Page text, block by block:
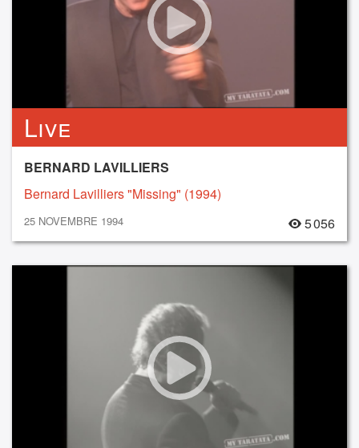
Live
BERNARD LAVILLIERS
Bernard Lavilliers "Missing" (1994)
25 NOVEMBRE 1994 5 056